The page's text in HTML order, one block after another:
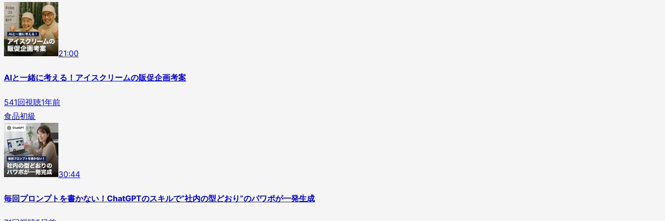
21:00
AIと一緒に考える！アイスクリームの販促企画考案
541回視聴1年前
食品初級
30:44
毎回プロンプトを書かない！ChatGPTのスキルで“社内の型どおり”のパワポが一発生成